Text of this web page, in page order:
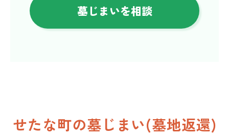
墓じまいを相談
せたな町の墓じまい(墓地返還)